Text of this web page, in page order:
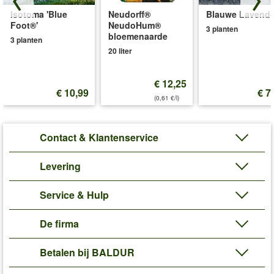
Isotoma 'Blue
Foot®'
3 planten
€ 10,99
Neudorff®
NeudoHum®
bloemenaarde
20 liter
€ 12,25
(0,61 €/l)
Blauwe
3 planten
€
Contact & Klantenservice
Levering
Service & Hulp
De firma
Betalen bij BALDUR